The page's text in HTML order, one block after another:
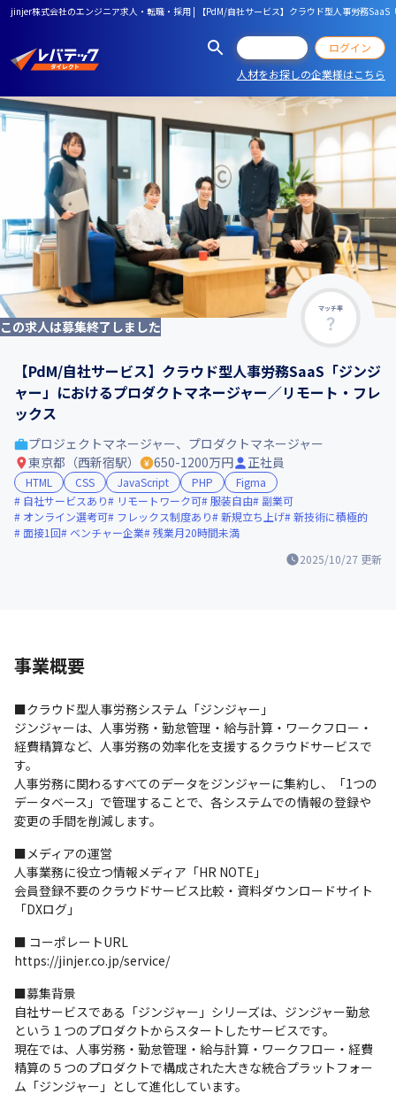
jinjer株式会社のエンジニア求人・転職・採用 | 【PdM/自社サービス】クラウド型人事労務
ログイン
人材をお探しの企業様はこちら
マッチ率
この求人は募集終了しました
【PdM/自社サービス】クラウド型人事労務SaaS「ジンジ
ャー」におけるプロダクトマネージャー／リモート・フレ
ックス
2025/10/27 更新
プロジェクトマネージャー、プロダクトマネージャー
東京都（西新宿駅）
650-1200万円 正社員
HTML CSS JavaScript PHP
Figma
自社サービスあり
リモートワーク可 服装自由
副業可
オンライン選考可
フレックス制度あり 新規立ち上げ 新技術に積極的
面接1回
ベンチャー企業 残業月20時間未満
事業概要
■クラウド型人事労務システム「ジンジャー」
ジンジャーは、人事労務・勤怠管理・給与計算・ワークフロー・
経費精算など、人事労務の効率化を支援するクラウドサービスで
す。
人事労務に関わるすべてのデータをジンジャーに集約し、「1つの
データベース」で管理することで、各システムでの情報の登録や
変更の手間を削減します。
■メディアの運営
人事業務に役立つ情報メディア「HR NOTE」
会員登録不要のクラウドサービス比較・資料ダウンロードサイト
「DXログ」
■ コーポレートURL
https://jinjer.co.jp/service/
■募集背景
自社サービスである「ジンジャー」シリーズは、ジンジャー勤怠
という１つのプロダクトからスタートしたサービスです。
現在では、人事労務・勤怠管理・給与計算・ワークフロー・経費
精算の５つのプロダクトで構成された大きな統合プラットフォー
ム「ジンジャー」として進化しています。